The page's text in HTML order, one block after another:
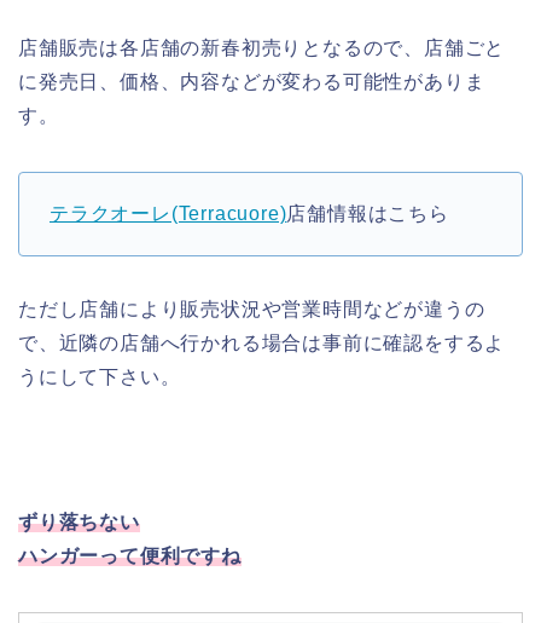
店舗販売は各店舗の新春初売りとなるので、店舗ごと
に発売日、価格、内容などが変わる可能性がありま
す。
テラクオーレ(Terracuore)店舗情報はこちら
ただし店舗により販売状況や営業時間などが違うの
で、近隣の店舗へ行かれる場合は事前に確認をするよ
うにして下さい。
ずり落ちない
ハンガーって便利ですね